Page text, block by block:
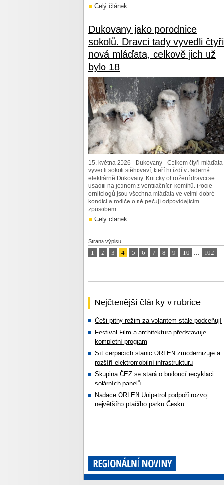
Celý článek
Dukovany jako porodnice
sokolů. Dravci tady vyvedli čtyři
nová mláďata, celkově jich už
bylo 18
15. května 2026 - Dukovany - Celkem čtyři mláďata
vyvedli sokoli stěhovaví, kteří hnízdí v Jaderné
elektrárně Dukovany. Kriticky ohrožení dravci se
usadili na jednom z ventilačních komínů. Podle
ornitologů jsou všechna mláďata ve velmi dobré
kondici a rodiče o ně pečují odpovídajícím
způsobem.
Celý článek
Strana výpisu
1 2 3 4 5 6 7 8 9 10 ... 102
Nejčtenější články v rubrice
Češi pitný režim za volantem stále podceňují
Festival Film a architektura představuje
kompletní program
Síť čerpacích stanic ORLEN zmodernizuje a
rozšíří elektromobilní infrastrukturu
Skupina ČEZ se stará o budoucí recyklaci
solárních panelů
Nadace ORLEN Unipetrol podpoří rozvoj
největšího ptačího parku Česku